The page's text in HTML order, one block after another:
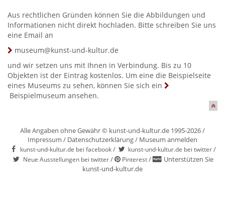
Aus rechtlichen Gründen können Sie die Abbildungen und
Informationen nicht direkt hochladen. Bitte schreiben Sie uns
eine Email an
museum@kunst-und-kultur.de
und wir setzen uns mit Ihnen in Verbindung. Bis zu 10
Objekten ist der Eintrag kostenlos. Um eine die Beispielseite
eines Museums zu sehen, können Sie sich ein
Beispielmuseum ansehen.
Alle Angaben ohne Gewähr © kunst-und-kultur.de 1995-2026 /
Impressum / Datenschutzerklärung/ Museum anmelden
kunst-und-kultur.de bei facebook/ kunst-und-kultur.de bei twitter/
Neue Ausstellungen bei twitter/ Pinterest/
Unterstützen Sie
kunst-und-kultur.de